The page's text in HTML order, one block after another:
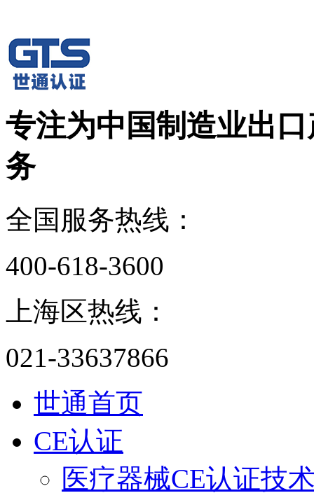
专注为中国制造业出
务
全国服务热线：
400-618-3600
上海区热线：
021-33637866
世通首页
CE认证
医疗器械CE认证技